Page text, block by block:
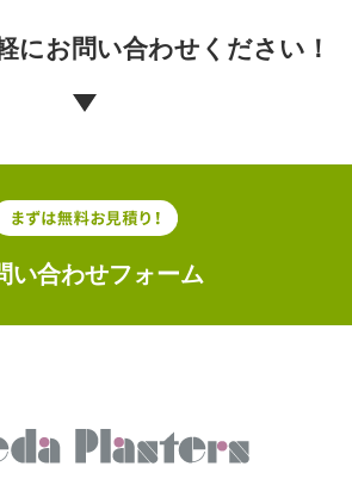
にお問い合わせください！
い合わせフォーム